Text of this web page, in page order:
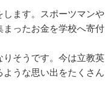
します。スポーツマンや
まったお金を学校へ寄付
そうです。今は立教英
うな思い出をたくさん